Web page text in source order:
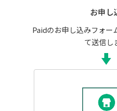
お申し
Paidのお申し込みフォー
て送信し